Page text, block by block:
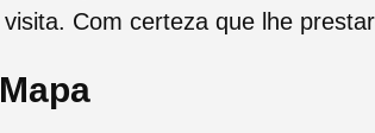
visita. Com certeza que lhe
Mapa